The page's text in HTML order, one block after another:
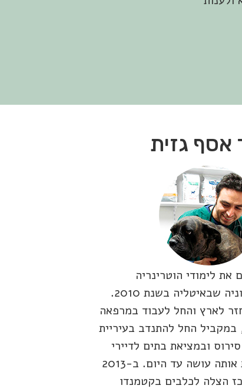
אסף גזית
את לימודי הוטרינריה
באוניברסיטת בולוניה שבאיטליה בשנת 2010.
לארץ והחל לעבוד במרפאה
החל להתנדב בעיריית
ובמציאת בתים לדיירי
הכלביה, התנדבות אותה עושה עד היום. ב-2013
הצלה לכלבים בקטמנדו